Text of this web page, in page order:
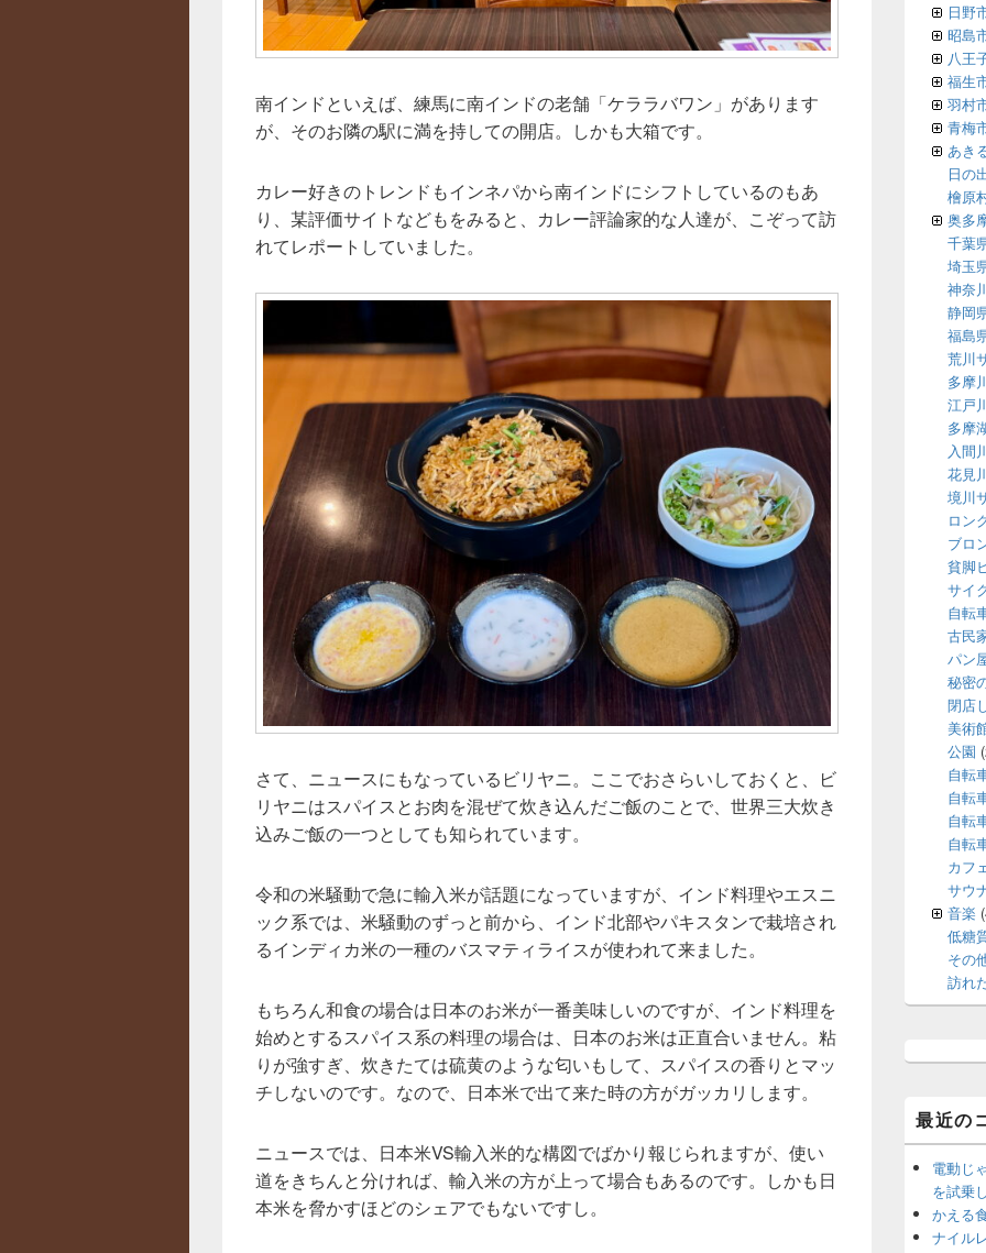
南インドといえば、練馬に南インドの老舗「ケララバワン」があります
が、そのお隣の駅に満を持しての開店。しかも大箱です。
カレー好きのトレンドもインネパから南インドにシフトしているのもあ
り、某評価サイトなどもをみると、カレー評論家的な人達が、こぞって訪
れてレポートしていました。
さて、ニュースにもなっているビリヤニ。ここでおさらいしておくと、ビ
リヤニはスパイスとお肉を混ぜて炊き込んだご飯のことで、世界三大炊き
込みご飯の一つとしても知られています。
令和の米騒動で急に輸入米が話題になっていますが、インド料理やエスニ
ック系では、米騒動のずっと前から、インド北部やパキスタンで栽培され
るインディカ米の一種のバスマティライスが使われて来ました。
もちろん和食の場合は日本のお米が一番美味しいのですが、インド料理を
始めとするスパイス系の料理の場合は、日本のお米は正直合いません。粘
りが強すぎ、炊きたては硫黄のような匂いもして、スパイスの香りとマッ
チしないのです。なので、日本米で出て来た時の方がガッカリします。
ニュースでは、日本米VS輸入米的な構図でばかり報じられますが、使い
道をきちんと分ければ、輸入米の方が上って場合もあるのです。しかも日
本米を脅かすほどのシェアでもないですし。
日野
昭島
八王
福生
羽村
青梅
あき
日の
檜原
奥多
千葉
埼玉
神奈
静岡
福島
荒川
多摩
江戸
多摩
入間
花見
境川
ロン
ブロ
貧脚
サイ
自転
古民
パン
秘密
閉店
美術
公園
自転
自転
自転
自転
カフ
サウ
音楽
低糖
その
訪れ
最近の
電動じ
を試乗
かえる
ナイル